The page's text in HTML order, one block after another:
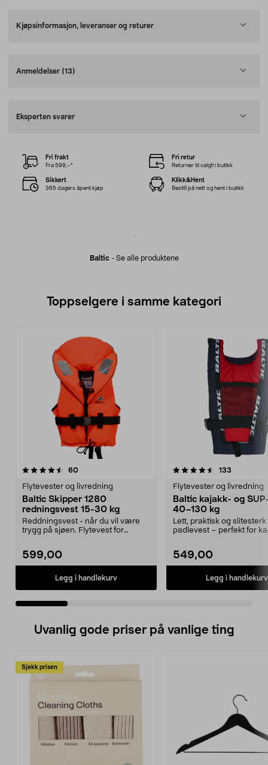
Kjøpsinformasjon, leveranser og returer
Anmeldelser (13)
Eksperten svarer
Baltic- Se alle produktene
Fri frakt
Fra 599,–*
Fri retur
Returner til valgfri butikk
Sikkert
365 dagers åpent kjøp
Klikk&Hent
Bestill på nett og hent i butikk
Toppselgere i samme kategori
60anmeldelser
Flytevester og livredning
Baltic Skipper 1280
redningsvest 15-30 kg
Reddningsvest - når du vil være
trygg på sjøen. Flytevest for
599,00
Legg i handlekurv
4.5 av 5 stjerner 133
Flytevester og livredning
Baltic kajakk- og
40–130 kg
Lett, praktisk og slitesterk
padlevest – perfekt for
549,00
Legg i handlekurv
5.0 av 5 stjerner
Uvanlig gode priser på vanlige ting
Sjekk prisen